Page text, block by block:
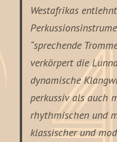
Westafrikas
“sprechende
verkörpert die
dynamische
perkussiv als auch
rhythmischen und
klassischer und